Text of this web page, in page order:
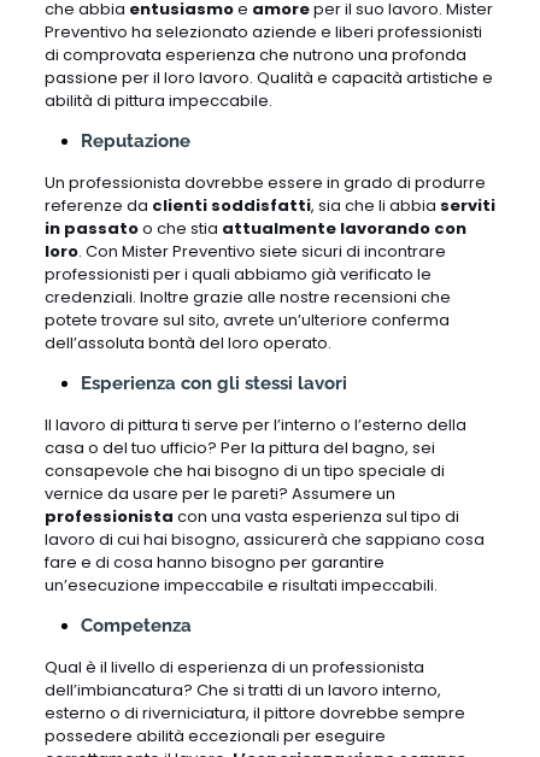
che abbia entusiasmoe amoreper il suo lavoro. Mister
Preventivo ha selezionato aziende e liberi professionisti
di comprovata esperienza che nutrono una profonda
passione per il loro lavoro. Qualità e capacità artistiche e
abilità di pittura impeccabile.
Reputazione
Un professionista dovrebbe essere in grado di produrre
referenze da clienti soddisfatti, sia che li abbia serviti
in passatoo che stia attualmente lavorando con
loro. Con Mister Preventivo siete sicuri di incontrare
professionisti per i quali abbiamo già verificato le
credenziali. Inoltre grazie alle nostre recensioni che
potete trovare sul sito, avrete un’ulteriore conferma
dell’assoluta bontà del loro operato.
Esperienza con gli stessi lavori
Il lavoro di pittura ti serve per l’interno o l’esterno della
casa o del tuo ufficio? Per la pittura del bagno, sei
consapevole che hai bisogno di un tipo speciale di
vernice da usare per le pareti? Assumere un
professionista con una vasta esperienza sul tipo di
lavoro di cui hai bisogno, assicurerà che sappiano cosa
fare e di cosa hanno bisogno per garantire
un’esecuzione impeccabile e risultati impeccabili.
Competenza
Qual è il livello di esperienza di un professionista
dell’imbiancatura? Che si tratti di un lavoro interno,
esterno o di riverniciatura, il pittore dovrebbe sempre
possedere abilità eccezionali per eseguire